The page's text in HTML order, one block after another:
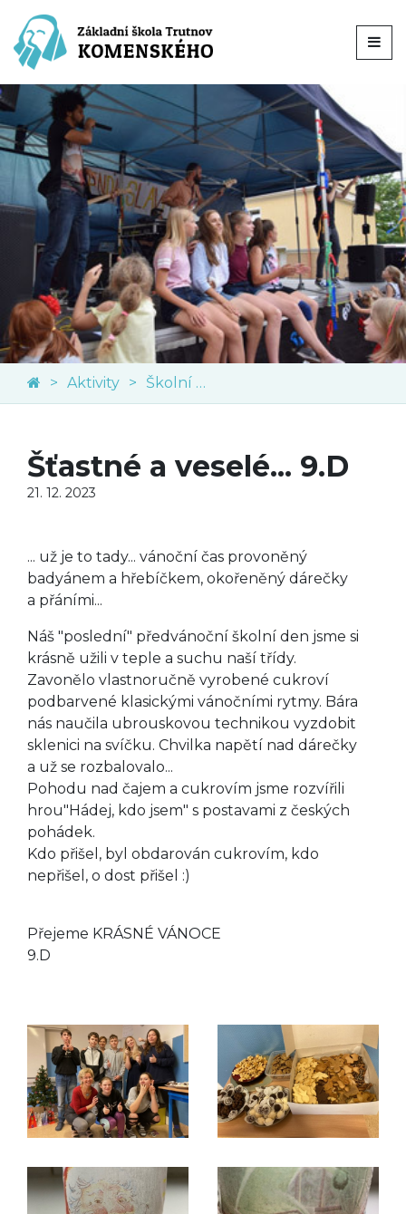
Aktivity Školní akce
Šťastné a veselé... 9.D
21. 12. 2023
... už je to tady... vánoční čas provoněný
badyánem a hřebíčkem, okořeněný dárečky
a přáními...
Náš "poslední" předvánoční školní den jsme si
krásně užili v teple a suchu naší třídy.
Zavonělo vlastnoručně vyrobené cukroví
podbarvené klasickými vánočními rytmy. Bára
nás naučila ubrouskovou technikou vyzdobit
sklenici na svíčku. Chvilka napětí nad dárečky
a už se rozbalovalo...
Pohodu nad čajem a cukrovím jsme rozvířili
hrou"Hádej, kdo jsem" s postavami z českých
pohádek.
Kdo přišel, byl obdarován cukrovím, kdo
nepřišel, o dost přišel :)
Přejeme KRÁSNÉ VÁNOCE
9.D